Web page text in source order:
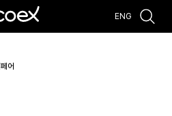
#주차안내
ENG
어